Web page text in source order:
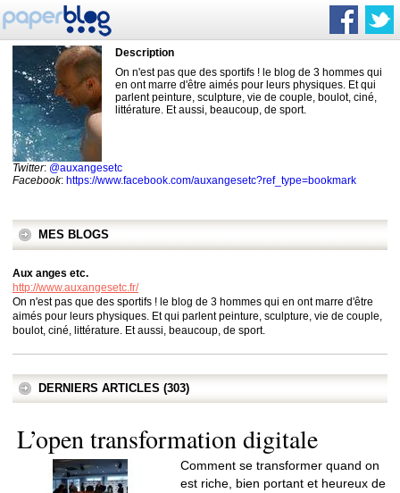
Description
On n'est pas que des sportifs ! le blog de 3 hommes qui
en ont marre d'être aimés pour leurs physiques. Et qui
parlent peinture, sculpture, vie de couple, boulot, ciné,
littérature. Et aussi, beaucoup, de sport.
Twitter: @auxangesetc
Facebook: https://www.facebook.com/auxangesetc?ref_type=bookmark
MES BLOGS
Aux anges etc.
http://www.auxangesetc.fr/
On n'est pas que des sportifs ! le blog de 3 hommes qui en ont marre d'être
aimés pour leurs physiques. Et qui parlent peinture, sculpture, vie de couple,
boulot, ciné, littérature. Et aussi, beaucoup, de sport.
DERNIERS ARTICLES (303)
L’open transformation digitale
Comment se transformer quand on
est riche, bien portant et heureux de